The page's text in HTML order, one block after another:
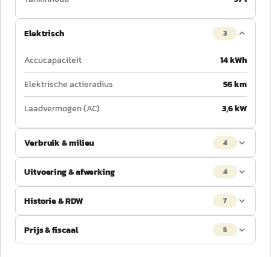
Elektrisch 3
Accucapaciteit
14 kWh
Elektrische actieradius
56 km
Laadvermogen (AC)
3,6 kW
Verbruik & milieu 4
Uitvoering & afwerking 4
Historie & RDW 7
Prijs & fiscaal 5